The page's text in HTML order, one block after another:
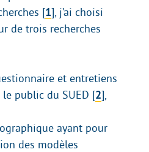
[1], j’ai choisi
de trois recherches
et entretiens
public du SUED [2],
ayant pour
des modèles